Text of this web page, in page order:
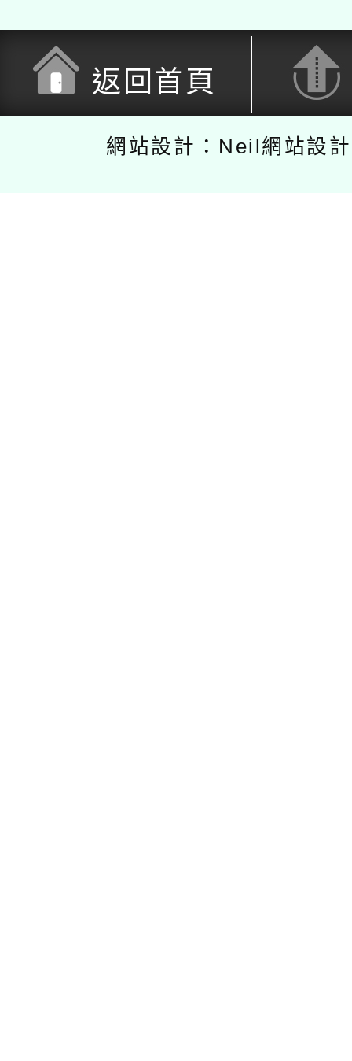
返回首頁
網站設計：Neil網站設